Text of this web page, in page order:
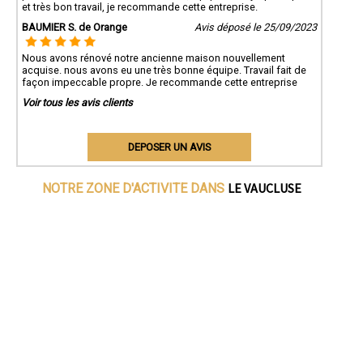
et très bon travail, je recommande cette entreprise.
BAUMIER S. de Orange
Avis déposé le 25/09/2023
Nous avons rénové notre ancienne maison nouvellement
acquise. nous avons eu une très bonne équipe. Travail fait de
façon impeccable propre. Je recommande cette entreprise
Voir tous les avis clients
DEPOSER UN AVIS
NOTRE ZONE D'ACTIVITE DANS LE VAUCLUSE